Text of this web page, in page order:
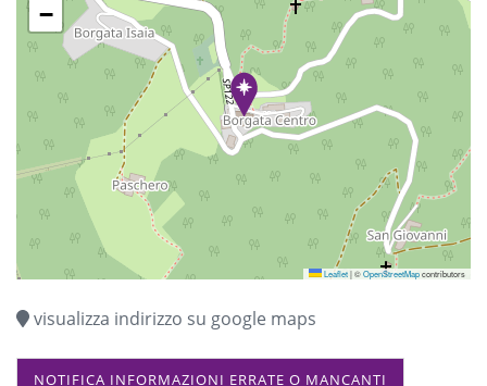
−
Leaflet|©OpenStreetMapcontributors
visualizza indirizzo su google maps
NOTIFICA INFORMAZIONI ERRATE O MANCANTI